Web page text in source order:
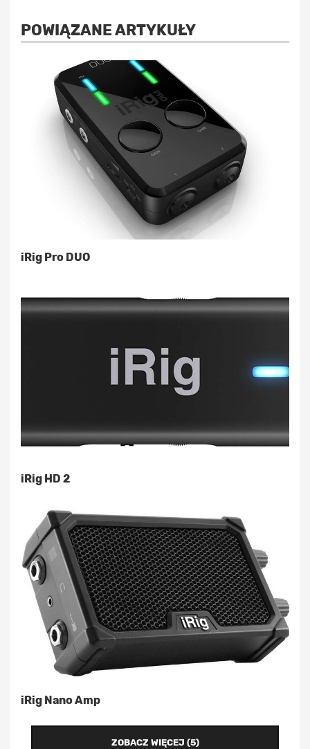
POWIĄZANE ARTYKUŁY
iRig Pro DUO
iRig HD 2
iRig Nano Amp
ZOBACZ WIĘCEJ (5)